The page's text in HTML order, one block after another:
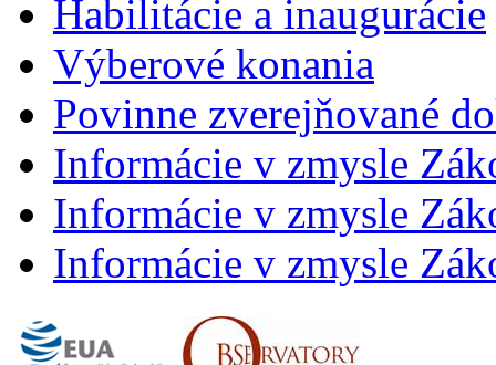
Habilitácie a inaugurácie
Výberové konania
Povinne zverejňované
Informácie v zmysle
Informácie v zmysle
Informácie v zmysle